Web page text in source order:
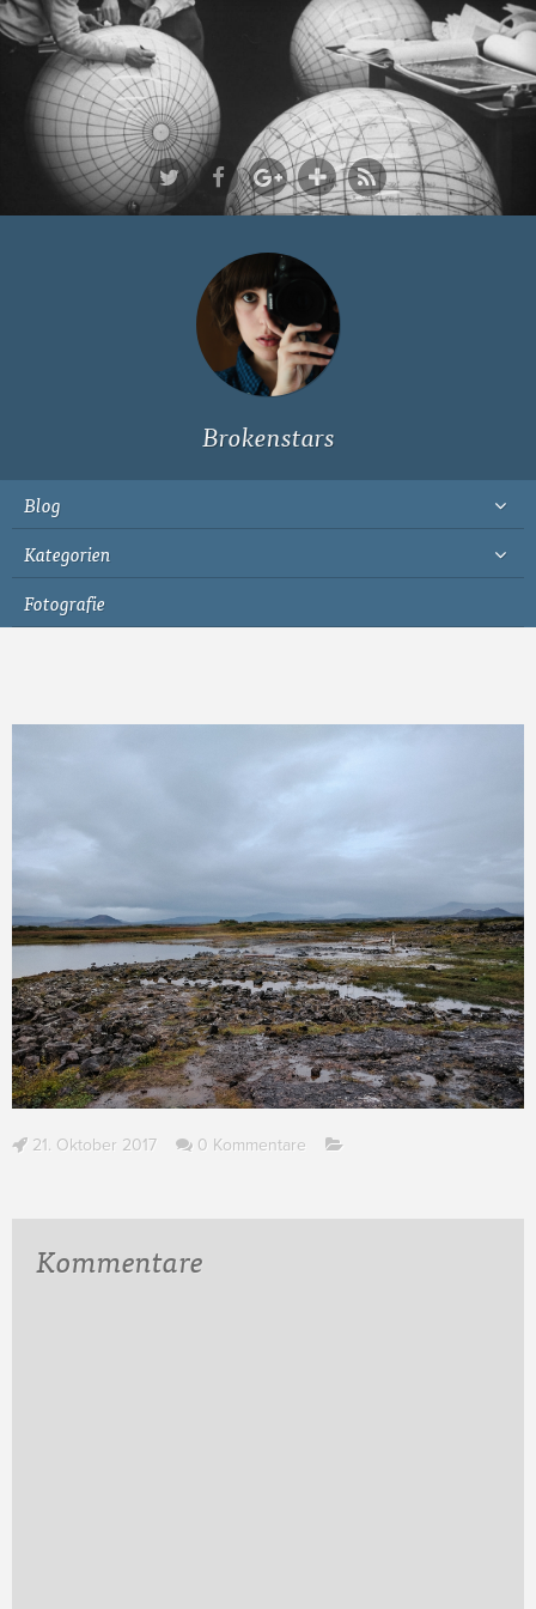
Ich bin Fyn,
23, und
wohne in
Köln
Brokenstars
Blog
Kategorien
Fotografie
21. Oktober 2017 0 Kommentare
Kommentare